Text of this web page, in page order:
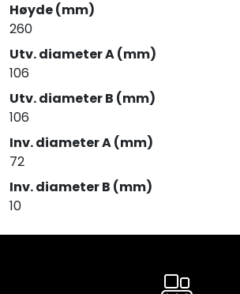
Høyde (mm)
260
Utv. diameter A (mm)
106
Utv. diameter B (mm)
106
Inv. diameter A (mm)
72
Inv. diameter B (mm)
10